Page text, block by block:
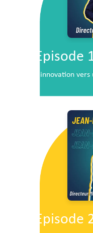
Episode
L’innovation
Episode